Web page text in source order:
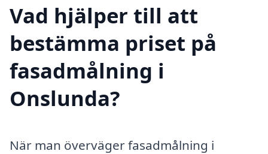
Vad hjälper till att
bestämma priset på
fasadmålning i
Onslunda?
När man överväger fasadmålning i